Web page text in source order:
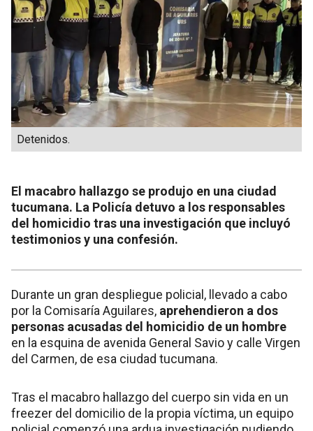
Detenidos.
El macabro hallazgo se produjo en una ciudad
tucumana. La Policía detuvo a los responsables
del homicidio tras una investigación que incluyó
testimonios y una confesión.
Durante un gran despliegue policial, llevado a cabo
por la Comisaría Aguilares, aprehendieron a dos
personas acusadas del homicidio de un hombre
en la esquina de avenida General Savio y calle Virgen
del Carmen, de esa ciudad tucumana.
Tras el macabro hallazgo del cuerpo sin vida en un
freezer del domicilio de la propia víctima, un equipo